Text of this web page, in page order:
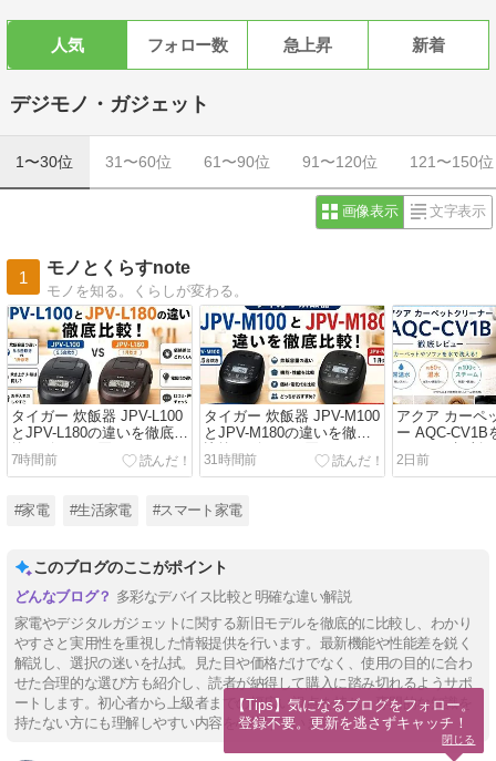
人気 フォロー数 急上昇 新着
デジモノ・ガジェット
1〜30位 31〜60位 61〜90位 91〜120位 121〜150位
画像表示 文字表示
1
モノとくらすnote
モノを知る。くらしが変わる。
タイガー 炊飯器 JPV-L100
とJPV-L180の違いを徹底比
較レビュー｜買うならどっ
ちがおすすめ？
7時間前
タイガー 炊飯器 JPV-M100
とJPV-M180の違いを徹底
比較レビュー｜買うならど
っちがおすすめ？
31時間前
アクア カーペ
ー AQC-CV1B
口コミ・評判
徹底解説
2日前
#家電 #生活家電 #スマート家電
このブログのここがポイント
多彩なデバイス比較と明確な違い解説
家電やデジタルガジェットに関する新旧モデルを徹底的に比較し、わかり
やすさと実用性を重視した情報提供を行います。最新機能や性能差を鋭く
解説し、選択の迷いを払拭。見た目や価格だけでなく、使用の目的に合わ
せた合理的な選び方も紹介し、読者が納得して購入に踏み切れるようサポ
ートします。初心者から上級者までの幅広い視点を持ち、専門的な知識を
持たない方にも理解しやすい内容を心掛けています。
【Tips】気になるブログをフォロー。
登録不要。更新を逃さずキャッチ！
閉じる